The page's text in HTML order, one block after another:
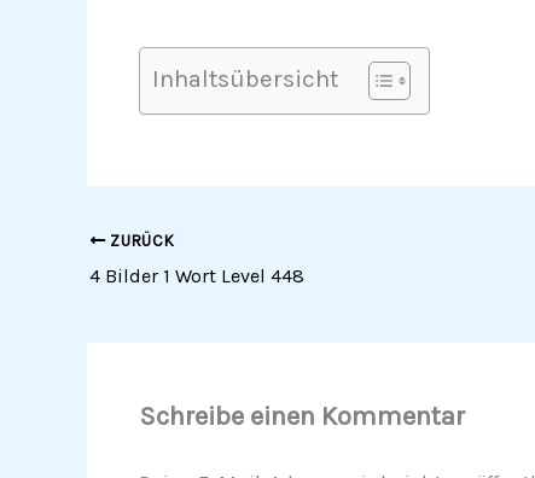
Inhaltsübersicht
ZURÜCK
4 Bilder 1 Wort Level 448
Schreibe einen Kommentar